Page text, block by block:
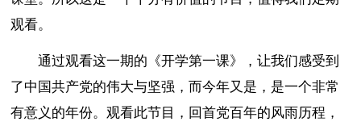
观看。
通过观看这一期的《开学第一课》，让我们感受到
了中国共产党的伟大与坚强，而今年又是，是一个非常
有意义的年份。观看此节目，回首党百年的风雨历程，